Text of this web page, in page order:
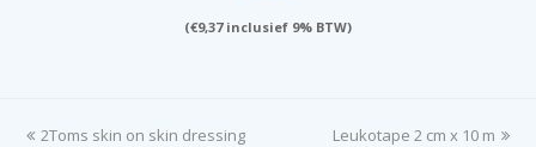
(€9,37inclusief 9% BTW)
previous
2Toms skin on skin dressing
next
Leukotape 2 cm x 10 m